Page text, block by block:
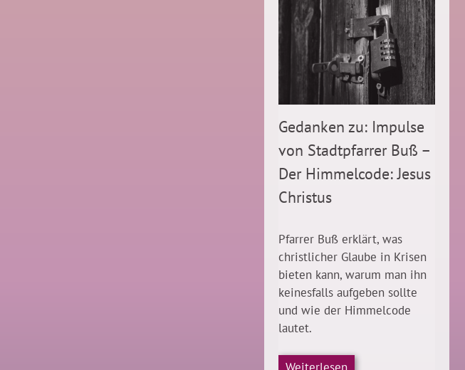
Gedanken zu: Impulse
von Stadtpfarrer Buß –
Der Himmelcode: Jesus
Christus
Pfarrer Buß erklärt, was
christlicher Glaube in Krisen
bieten kann, warum man ihn
keinesfalls aufgeben sollte
und wie der Himmelcode
lautet.